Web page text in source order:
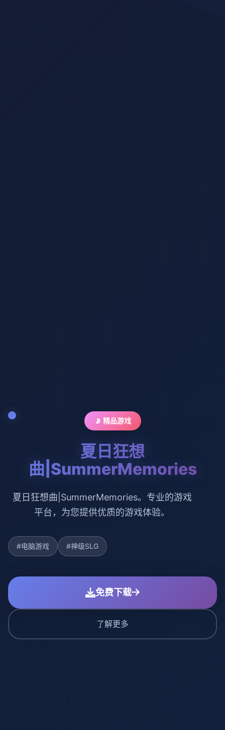
📡 精品游戏
夏日狂想
曲|SummerMemories
夏日狂想曲|SummerMemories。专业的游戏
平台，为您提供优质的游戏体验。
#电脑游戏 #神级SLG
免费下载
了解更多